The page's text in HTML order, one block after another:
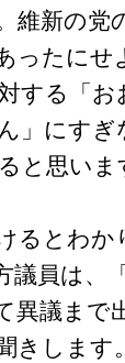
維新の党
ったにせ
する「
」にす
と思いま
るとわか
議員は、
異議まで
きします